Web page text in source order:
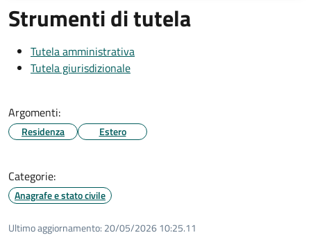
Strumenti di tutela
Tutela amministrativa
Tutela giurisdizionale
Argomenti:
Residenza Estero
Categorie:
Anagrafe e stato civile
Ultimo aggiornamento: 20/05/2026 10:25.11